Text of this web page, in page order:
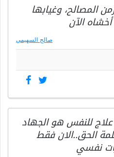
المصالح، وغيابها
الآن
صالح السهيمي
للنفس هو الجهاد
الحق..الان فقط
نفسي